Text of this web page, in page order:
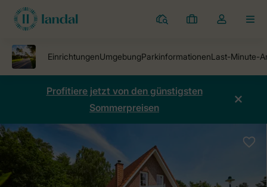
Ferienparks
Meine
Dropdown-
öffnen
Profitiere jetzt von den günstigsten
Sommerpreisen